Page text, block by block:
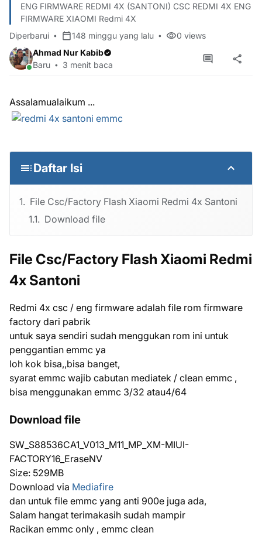
ENG FIRMWARE REDMI 4X (SANTONI) CSC REDMI 4X ENG
FIRMWARE XIAOMI Redmi 4X
Diperbarui
148 minggu yang lalu 0 views
Ahmad Nur Kabib
Baru
3 menit baca
Assalamualaikum ...
Daftar Isi
File Csc/Factory Flash Xiaomi Redmi 4x Santoni
Download file
File Csc/Factory Flash Xiaomi Redmi
4x Santoni
Redmi 4x csc / eng firmware adalah file rom firmware
factory dari pabrik
untuk saya sendiri sudah menggukan rom ini untuk
penggantian emmc ya
loh kok bisa,,bisa banget,
syarat emmc wajib cabutan mediatek / clean emmc ,
bisa menggunakan emmc 3/32 atau4/64
Download file
SW_S88536CA1_V013_M11_MP_XM-MIUI-
FACTORY16_EraseNV
Size: 529MB
Download via Mediafire
dan untuk file emmc yang anti 900e juga ada,
Salam hangat terimakasih sudah mampir
Racikan emmc only , emmc clean